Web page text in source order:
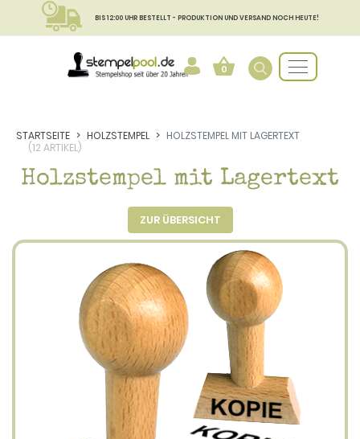
BIS 12:00 UHR BESTELLT - PRODUKTION UND VERSAND NOCH HEUTE!
0
STARTSEITE HOLZSTEMPEL
HOLZSTEMPEL MIT LAGERTEXT
(12 ARTIKEL)
Holzstempel mit Lagertext
ZUR ÜBERSICHT